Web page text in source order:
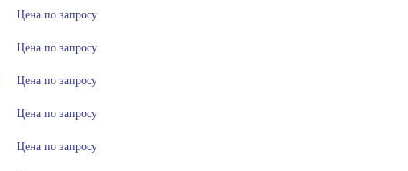
Цена по запросу
Цена по запросу
Цена по запросу
Цена по запросу
Цена по запросу